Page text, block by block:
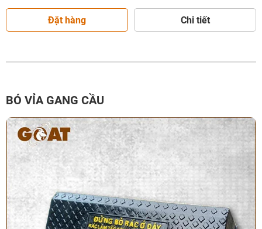
Đặt hàng Chi tiết
BÓ VỈA GANG CẦU